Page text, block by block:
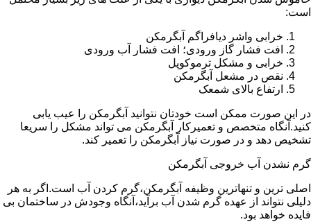
است:
خرابی واشر دیافراگم آبگرمکن
افت فشار گاز ورودی؛ افت فشار آب ورودی
خرابی و مشکل ترموکوپل
نقص در مشعل آبگرمکن
ارتفاع بالای شمعک
در این صورت ممکن است خودتان نتوانید آبگرمکن را عیب یابی
کنید.آنگاه متخصص و تعمیرکار آبگرمکن می تواند مشکل را سریعا
تشخیص دهد و در صورت نیاز آبگرمکن را تعمیر کند.
گرم نشدن آب خروجی آبگرمکن
اصلی ترین و تنهاترین وظیفه آبگرمکن،گرم کردن آب است.اگر به هر
دلیلی نتواند از عهده گرم شدن آب برآید،آنگاه وجودش در ساختمان بی
فایده خواهد بود.